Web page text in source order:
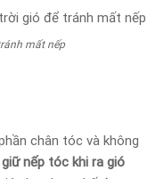
mất nếp
chân tóc và không
nếp tóc khi ra gió